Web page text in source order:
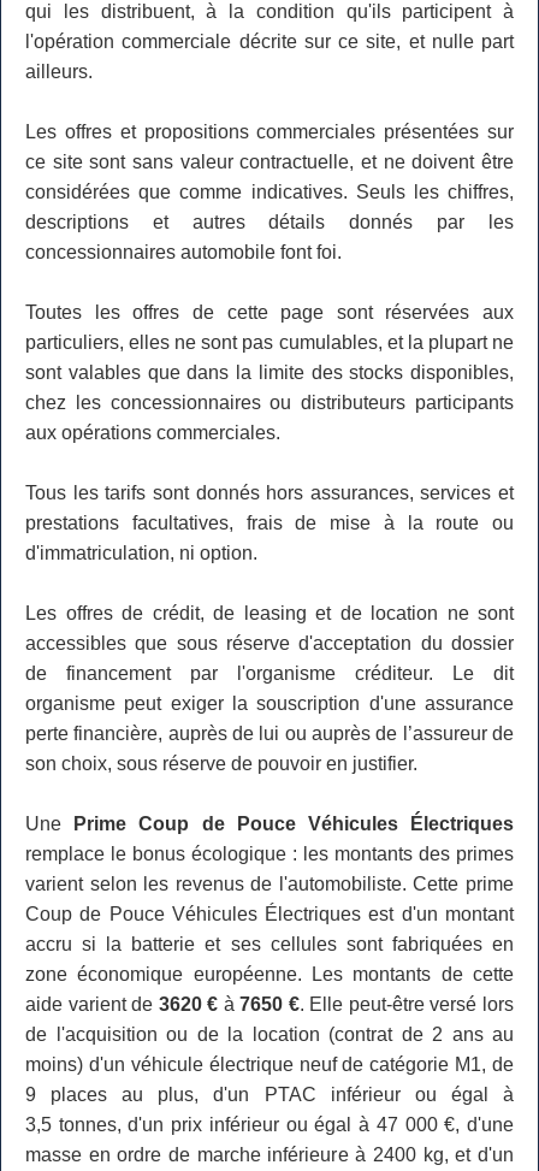
qui les distribuent, à la condition qu'ils participent à
l'opération commerciale décrite sur ce site, et nulle part
ailleurs.
Les offres et propositions commerciales présentées sur
ce site sont sans valeur contractuelle, et ne doivent être
considérées que comme indicatives. Seuls les chiffres,
descriptions et autres détails donnés par les
concessionnaires automobile font foi.
Toutes les offres de cette page sont réservées aux
particuliers, elles ne sont pas cumulables, et la plupart ne
sont valables que dans la limite des stocks disponibles,
chez les concessionnaires ou distributeurs participants
aux opérations commerciales.
Tous les tarifs sont donnés hors assurances, services et
prestations facultatives, frais de mise à la route ou
d'immatriculation, ni option.
Les offres de crédit, de leasing et de location ne sont
accessibles que sous réserve d'acceptation du dossier
de financement par l'organisme créditeur. Le dit
organisme peut exiger la souscription d'une assurance
perte financière, auprès de lui ou auprès de l’assureur de
son choix, sous réserve de pouvoir en justifier.
Une
Prime Coup de Pouce Véhicules Électriques
remplace le bonus écologique : les montants des primes
varient selon les revenus de l'automobiliste. Cette prime
Coup de Pouce Véhicules Électriques est d'un montant
accru si la batterie et ses cellules sont fabriquées en
zone économique européenne. Les montants de cette
aide varient de 3620 € à7650 €. Elle peut-être versé lors
de l'acquisition ou de la location (contrat de 2 ans au
moins) d'un véhicule électrique neuf de catégorie M1, de
9 places au plus, d'un PTAC inférieur ou égal à
3,5 tonnes, d'un prix inférieur ou égal à 47 000 €, d'une
masse en ordre de marche inférieure à 2400 kg, et d'un